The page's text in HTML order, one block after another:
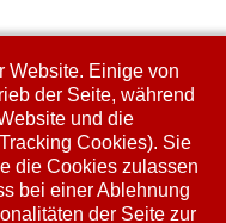
Website. Einige von
der Seite, während
und die
Cookies). Sie
die Cookies zulassen
bei einer Ablehnung
der Seite zur